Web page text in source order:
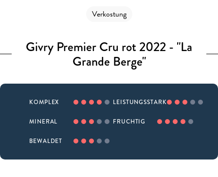
Verkostung
Givry Premier Cru rot 2022 - "La
Grande Berge"
KOMPLEX LEISTUNGSSTARK
MINERAL FRUCHTIG
BEWALDET